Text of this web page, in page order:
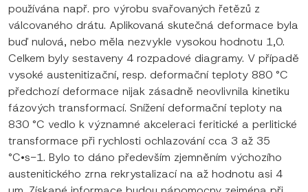
používána např. pro výrobu svařovaných řetězů z
válcovaného drátu. Aplikovaná skutečná deformace byla
buď nulová, nebo měla nezvykle vysokou hodnotu 1,0.
Celkem byly sestaveny 4 rozpadové diagramy. V případě
vysoké austenitizační, resp. deformační teploty 880 °C
předchozí deformace nijak zásadně neovlivnila kinetiku
fázových transformací. Snížení deformační teploty na
830 °C vedlo k významné akceleraci feritické a perlitické
transformace při rychlosti ochlazování cca 3 až 35
°C•s−1. Bylo to dáno především zjemněním výchozího
austenitického zrna rekrystalizací na až hodnotu asi 4